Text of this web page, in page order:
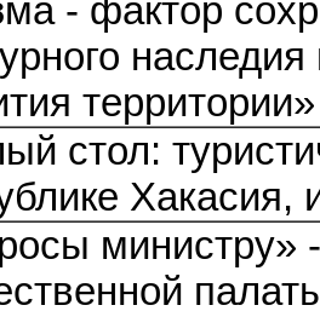
- фактор
территории»
стол:
Хакасия,
министру»